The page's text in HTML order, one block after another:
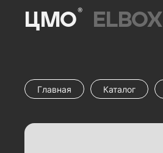
ЦМО® ELBOX
Главная Каталог